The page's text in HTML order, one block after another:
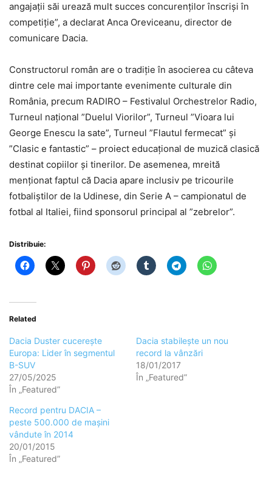
angajaţii săi urează mult succes concurenților înscriși în
competiţie”, a declarat Anca Oreviceanu, director de
comunicare Dacia.
Constructorul român are o tradiţie în asocierea cu câteva
dintre cele mai importante evenimente culturale din
România, precum RADIRO – Festivalul Orchestrelor Radio,
Turneul naţional ”Duelul Viorilor”, Turneul ”Vioara lui
George Enescu la sate”, Turneul ”Flautul fermecat” și
”Clasic e fantastic” – proiect educaţional de muzică clasică
destinat copiilor şi tinerilor. De asemenea, mreită
menționat faptul că Dacia apare inclusiv pe tricourile
fotbaliștilor de la Udinese, din Serie A – campionatul de
fotbal al Italiei, fiind sponsorul principal al ”zebrelor”.
Distribuie:
Related
Dacia Duster cucerește
Europa: Lider în segmentul
B-SUV
27/05/2025
În „Featured”
Dacia stabilește un nou
record la vânzări
18/01/2017
În „Featured”
Record pentru DACIA –
peste 500.000 de mașini
vândute în 2014
20/01/2015
În „Featured”